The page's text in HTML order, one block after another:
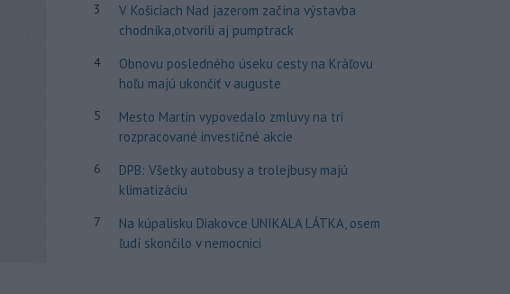
3
V Košiciach Nad jazerom začína výstavba
chodníka,otvorili aj pumptrack
4
Obnovu posledného úseku cesty na Kráľovu
hoľu majú ukončiť v auguste
5
Mesto Martin vypovedalo zmluvy na tri
rozpracované investičné akcie
6
DPB: Všetky autobusy a trolejbusy majú
klimatizáciu
7
Na kúpalisku Diakovce UNIKALA LÁTKA, osem
ľudí skončilo v nemocnici